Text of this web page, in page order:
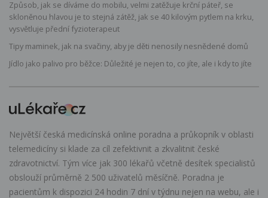
Způsob, jak se díváme do mobilu, velmi zatěžuje krční páteř, se
skloněnou hlavou je to stejná zátěž, jak se 40 kilovým pytlem na krku,
vysvětluje přední fyzioterapeut
Tipy maminek, jak na svačiny, aby je děti nenosily nesnědené domů
Jídlo jako palivo pro běžce: Důležité je nejen to, co jíte, ale i kdy to jíte
Největší česká medicínská online poradna a průkopník v oblasti
telemedicíny si klade za cíl zefektivnit a zkvalitnit české
zdravotnictví. Tým více jak 300 lékařů včetně desítek specialistů
obslouží průměrně 2 500 uživatelů měsíčně. Poradna je
pacientům k dispozici 24 hodin 7 dní v týdnu nejen na webu, ale i